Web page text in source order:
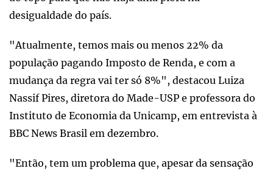
desigualdade do país.
"Atualmente, temos mais ou menos 22% da
população pagando Imposto de Renda, e com a
mudança da regra vai ter só 8%", destacou Luiza
Nassif Pires, diretora do Made-USP e professora do
Instituto de Economia da Unicamp, em entrevista à
BBC News Brasil em dezembro.
"Então, tem um problema que, apesar da sensação